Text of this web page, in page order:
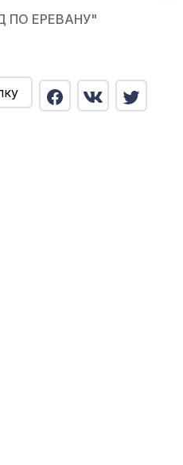
ПО ЕРЕВАНУ"